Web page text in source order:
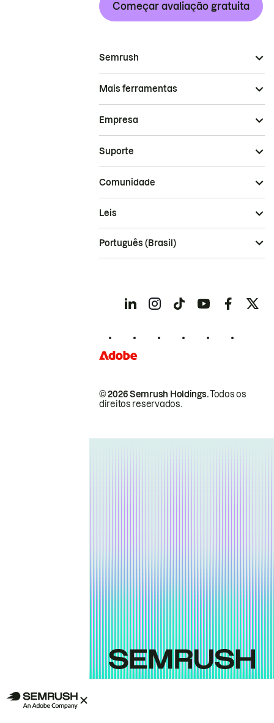
Começar avaliação gratuita
Semrush
Mais ferramentas
Empresa
Suporte
Comunidade
© 2026 Semrush Holdings.Todos os
direitos reservados.
Leis
Português (Brasil)